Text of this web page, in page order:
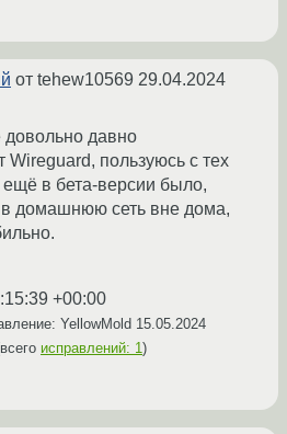
от tehew10569 29.04.2024
довольно давно
Wireguard, пользуюсь с тех
ещё в бета-версии было,
в домашнюю сеть вне дома,
+00:00
YellowMold 15.05.2024
исправлений: 1 )